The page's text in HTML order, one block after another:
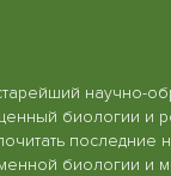
научно-
биологии и
последние
биологии и